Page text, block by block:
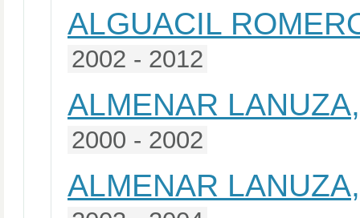
ALGUACIL
2002 - 2012
ALMENAR
2000 - 2002
ALMENAR